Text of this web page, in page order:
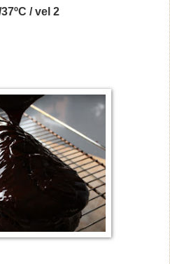
/ vel 2